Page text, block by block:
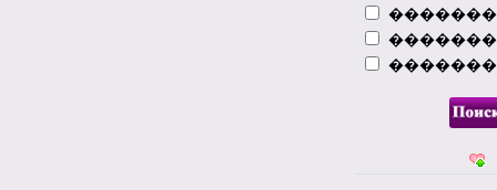
�������
����������
������
��������
��������
���� ��